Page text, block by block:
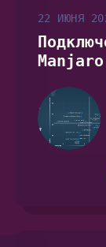
22 ИЮНЯ